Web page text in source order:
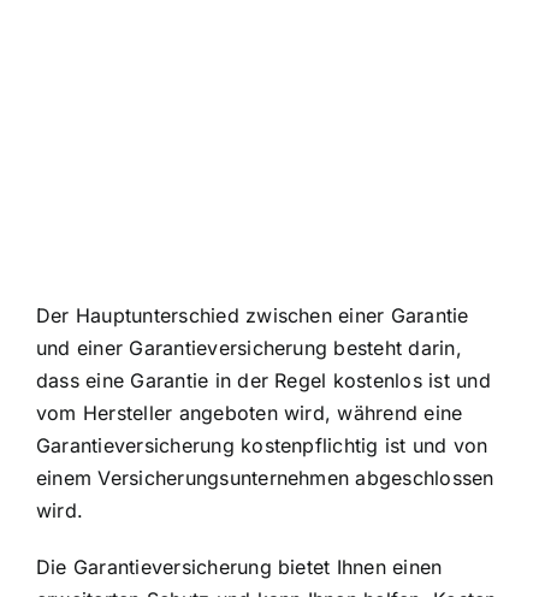
Der Hauptunterschied zwischen einer Garantie
und einer Garantieversicherung besteht darin,
dass eine Garantie in der Regel kostenlos ist und
vom Hersteller angeboten wird, während eine
Garantieversicherung kostenpflichtig ist und von
einem Versicherungsunternehmen abgeschlossen
wird.
Die Garantieversicherung bietet Ihnen einen